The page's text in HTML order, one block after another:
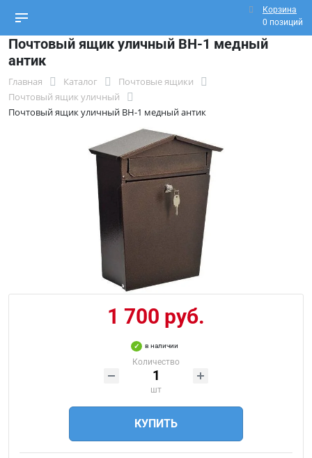
Корзина
0 позиций
Почтовый ящик уличный ВН-1 медный
антик
Главная Каталог
Почтовые ящики
Почтовый ящик уличный
Почтовый ящик уличный ВН-1 медный антик
1 700 руб.
в наличии
Количество
шт
КУПИТЬ